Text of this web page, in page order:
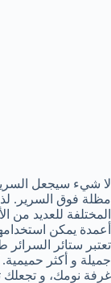
لا شيء سيجعل
مظلة فوق السرير.
المختلفة للعديد من
أعمدة يمكن
تعتبر ستائر
جميلة و أكثر
غرفة نومك، و تجعلك